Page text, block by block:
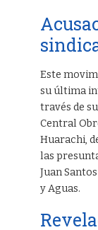
Este
su última
través de
Central
Huarachi,
las
Juan
y Aguas.